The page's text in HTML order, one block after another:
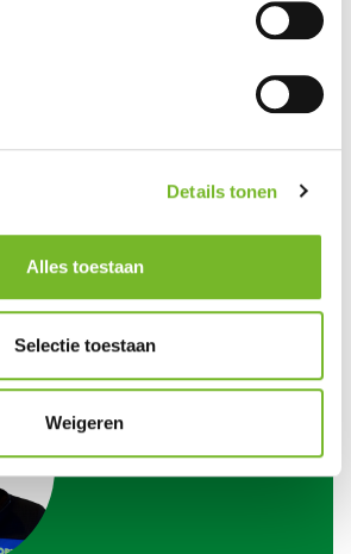
Details tonen
Alles toestaan
Selectie toestaan
Weigeren
kunnen we samen een groot verschil
en beweging. Veel plezier tijdens de Week
op met Gouda Goed Bezig!